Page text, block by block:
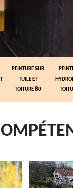
PEINTURE SUR
TUILE ET
TOITURE 80